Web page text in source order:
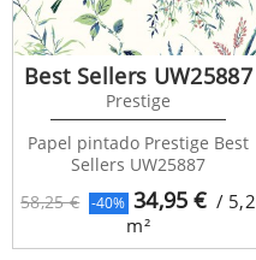
58,25 € -40% 34,95 € / 5,2
m²
Best Sellers UW25887
Prestige
Papel pintado Prestige Best
Sellers UW25887